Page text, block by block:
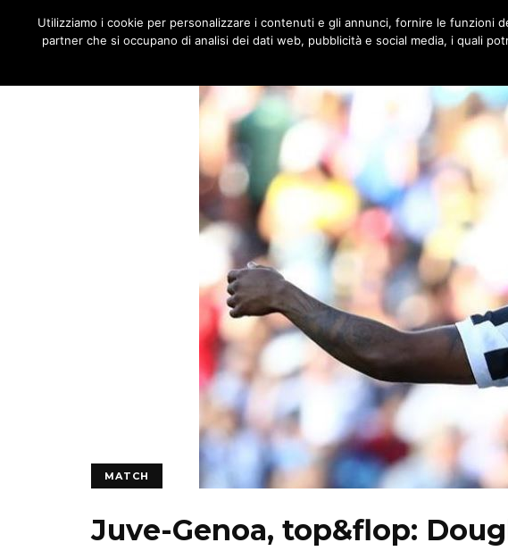
MENU JNOTIZIE.COM
MATCH
Juve-Genoa, top&flop:
Utilizziamo i cookie per personalizzare i contenuti e gli annunci, fornire le funzioni
partner che si occupano di analisi dei dati web, pubblicità e social media, i quali